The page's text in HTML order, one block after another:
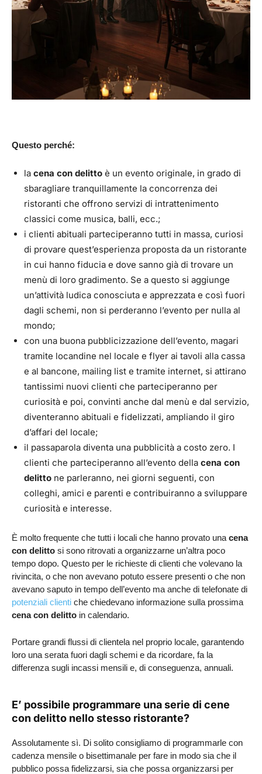
Questo perché:
la cena con delitto è un evento originale, in grado di
sbaragliare tranquillamente la concorrenza dei
ristoranti che offrono servizi di intrattenimento
classici come musica, balli, ecc.;
i clienti abituali parteciperanno tutti in massa, curiosi
di provare quest’esperienza proposta da un ristorante
in cui hanno fiducia e dove sanno già di trovare un
menù di loro gradimento. Se a questo si aggiunge
un’attività ludica conosciuta e apprezzata e così fuori
dagli schemi, non si perderanno l’evento per nulla al
mondo;
con una buona pubblicizzazione dell’evento, magari
tramite locandine nel locale e flyer ai tavoli alla cassa
e al bancone, mailing list e tramite internet, si attirano
tantissimi nuovi clienti che parteciperanno per
curiosità e poi, convinti anche dal menù e dal servizio,
diventeranno abituali e fidelizzati, ampliando il giro
d’affari del locale;
il passaparola diventa una pubblicità a costo zero. I
clienti che parteciperanno all’evento della cena con
delitto ne parleranno, nei giorni seguenti, con
colleghi, amici e parenti e contribuiranno a sviluppare
curiosità e interesse.
È molto frequente che tutti i locali che hanno provato una cena
con delitto si sono ritrovati a organizzarne un’altra poco
tempo dopo. Questo per le richieste di clienti che volevano la
rivincita, o che non avevano potuto essere presenti o che non
avevano saputo in tempo dell’evento ma anche di telefonate di
potenziali clienti che chiedevano informazione sulla prossima
cena con delitto in calendario.
Portare grandi flussi di clientela nel proprio locale, garantendo
loro una serata fuori dagli schemi e da ricordare, fa la
differenza sugli incassi mensili e, di conseguenza, annuali.
E’ possibile programmare una serie di cene
con delitto nello stesso ristorante?
Assolutamente sì. Di solito consigliamo di programmarle con
cadenza mensile o bisettimanale per fare in modo sia che il
pubblico possa fidelizzarsi, sia che possa organizzarsi per